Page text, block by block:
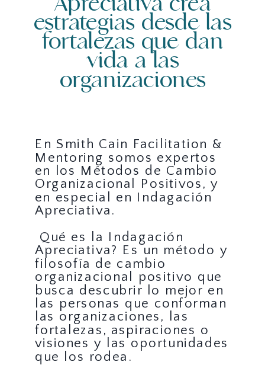
En Smith Cain Facilitation &
Mentoring somos expertos
en los Métodos de Cambio
Organizacional Positivos, y
en especial en Indagación
Apreciativa.
Qué es la Indagación
Apreciativa? Es un método y
filosofía de cambio
organizacional positivo que
busca descubrir lo mejor en
las personas que conforman
las organizaciones, las
fortalezas, aspiraciones o
visiones y las oportunidades
que los rodea.
estrategias desde las
fortalezas que dan
vida a las
organizaciones